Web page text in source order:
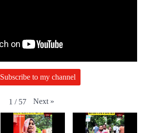
Subscribe to my channel
1 / 57 Next »